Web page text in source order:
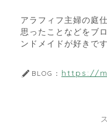
アラフィフ主婦の庭
思ったことなどをブ
ンドメイドが好きです
BLOG： https://